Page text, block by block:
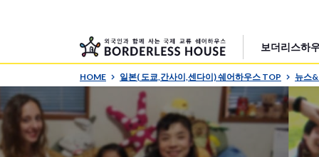
보더리스하
HOME 일본( 도쿄,간사이,센다이) 쉐어하우스 TOP 뉴스